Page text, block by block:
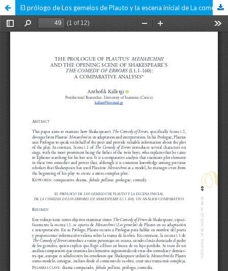
El prólogo de Los gemelos de Plauto y la escena inicial de La comedia de los errores de Shakespeare (I.1.1-160): un análisis comparativo